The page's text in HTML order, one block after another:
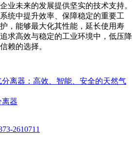
业未来的发展提供坚实的技术支持。
统中提升效率、保障稳定的重要工
，能够最大化其性能，延长使用寿
求高效与稳定的工业环境中，低压降
赖的选择。
离器：高效、智能、安全的天然气
离器
2610711